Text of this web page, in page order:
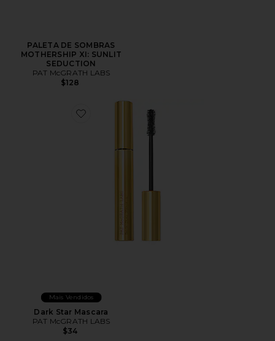
PALETA DE SOMBRAS
MOTHERSHIP XI: SUNLIT
SEDUCTION
PAT McGRATH LABS
$128
Favorite Dark Star Mascara
Mais Vendidos
Dark Star Mascara
PAT McGRATH LABS
$34